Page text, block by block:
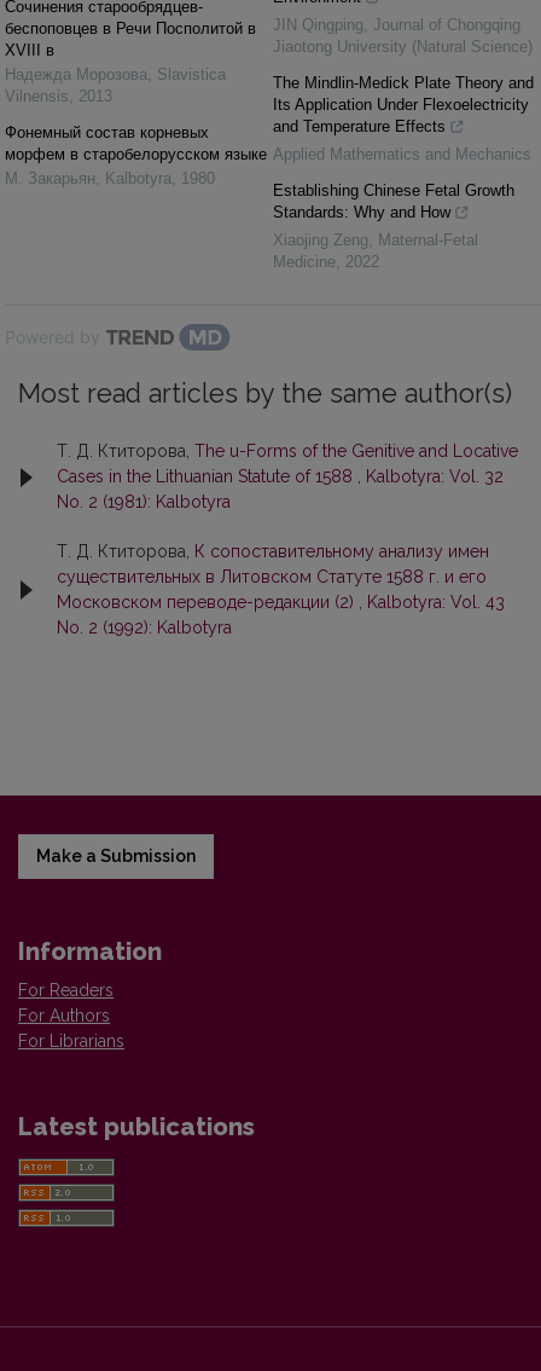
Cочинения старообрядцев-
беспоповцев в Речи Посполитой в
XVIII в
Надежда Морозова, Slavistica
Vilnensis, 2013
Фонемный состав корневых
морфем в старобелорусском языке
М. Закарьян, Kalbotyra, 1980
JIN Qingping, Journal of Chongqing
Jiaotong University (Natural Science)
The Mindlin-Medick Plate Theory and
Its Application Under Flexoelectricity
and Temperature Effects
Applied Mathematics and Mechanics
Establishing Chinese Fetal Growth
Standards: Why and How
Xiaojing Zeng, Maternal-Fetal
Medicine, 2022
Powered by
Most read articles by the same author(s)
Т. Д. Ктиторова, The u-Forms of the Genitive and Locative
Cases in the Lithuanian Statute of 1588
Kalbotyra: Vol. 32
No. 2 (1981): Kalbotyra
Т. Д. Ктиторова,
К сопоставитeльному анализу имен
существитeльных в Литовском Статуте 1588 г. и его
Московском переводе-редакции (2)
Kalbotyra: Vol. 43
No. 2 (1992): Kalbotyra
Make a Submission
Information
For Readers
For Authors
For Librarians
Latest publications